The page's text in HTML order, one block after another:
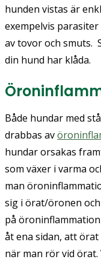
hunden vistas är
exempelvis
av tovor och smuts.
din hund har klåda.
Både hundar med
drabbas av
hundar orsakas
som växer i varma
man
sig i örat/öronen
på
åt ena sidan, att
när man rör vid